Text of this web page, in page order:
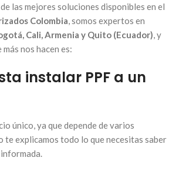
las mejores soluciones disponibles en el
Colombia , somos expertos en
Cali, Armenia y Quito (Ecuador) , y
nos hacen es:
instalar PPF a un
único, ya que depende de varios
explicamos todo lo que necesitas saber